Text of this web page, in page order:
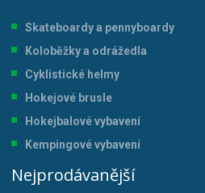
Skateboardy a pennyboardy
Koloběžky a odrážedla
Cyklistické helmy
Hokejové brusle
Hokejbalové vybavení
Kempingové vybavení
Nejprodávanější